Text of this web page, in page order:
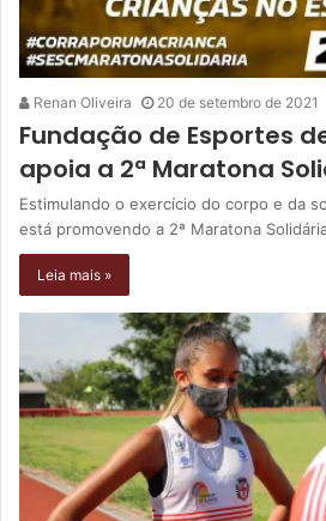
Renan Oliveira 20 de setembro de 2021
Fundação de Esportes
apoia a 2ª Maratona
Estimulando o exercício do corpo e da
está promovendo a 2ª Maratona
Leia mais »